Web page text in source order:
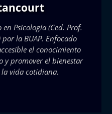
en Psicología (Ced. Prof.
por la BUAP. Enfocado
el conocimiento
y promover el bienestar
vida cotidiana.